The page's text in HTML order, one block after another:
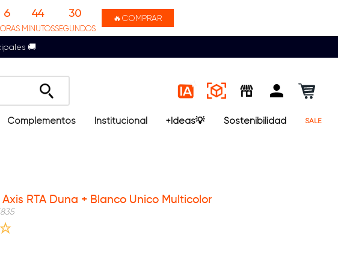
6 44
MINUTOS
29
SEGUNDOS
🔥COMPRAR
🚚
Complementos Institucional +Ideas💡 Sostenibilidad SALE
Axis RTA Duna + Blanco Unico Multicolor